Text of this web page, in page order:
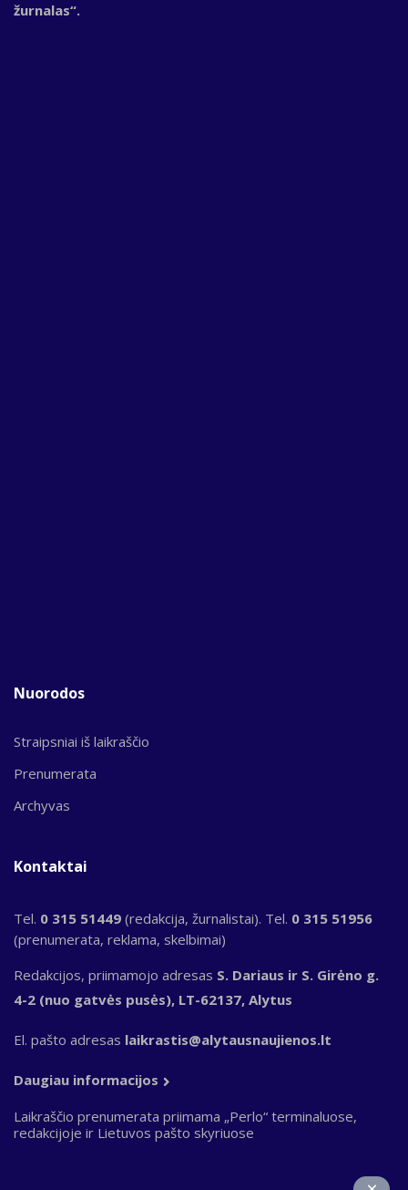
žurnalas“.
Nuorodos
Straipsniai iš laikraščio
Prenumerata
Archyvas
Kontaktai
Tel. 0 315 51449 (redakcija, žurnalistai). Tel. 0 315 51956
(prenumerata, reklama, skelbimai)
Redakcijos, priimamojo adresas S. Dariaus ir S. Girėno g.
4-2 (nuo gatvės pusės), LT-62137, Alytus
El. pašto adresas laikrastis@alytausnaujienos.lt
Daugiau informacijos
Laikraščio prenumerata priimama „Perlo“ terminaluose,
redakcijoje ir Lietuvos pašto skyriuose